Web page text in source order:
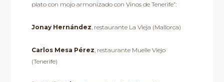
plato con mojo armonizado con Vinos de Tenerife”:
Jonay Hernández, restaurante La Vieja (Mallorca)
Carlos Mesa Pérez, restaurante Muelle Viejo
(Tenerife)